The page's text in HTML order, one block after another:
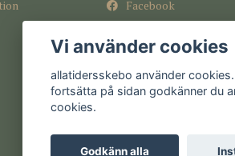
Facebook
Pinterest
Vi använder cookies
allatidersskebo använder
fortsätta på sidan godkänner du
cookies.
Godkänn alla